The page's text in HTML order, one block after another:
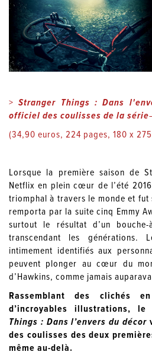
>Stranger Things : Dans
officiel des coulisses de la série
(34,90 euros, 224 pages, 180 x
Lorsque la première saison de
Netflix en plein cœur de l’été
triomphal à travers le monde et
remporta par la suite cinq Emmy
surtout le résultat d’un bouche-
transcendant les générations.
intimement identifiés aux
peuvent plonger au cœur du
d’Hawkins, comme jamais
Rassemblant des clichés
d’incroyables illustrations,
Things : Dans l’envers du décor
des coulisses des deux
même au-delà.